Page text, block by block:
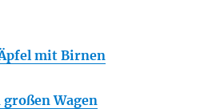
mit Birnen
Wagen